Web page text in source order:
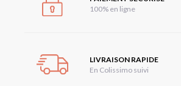
100% en ligne
LIVRAISON RAPIDE
En Colissimo suivi